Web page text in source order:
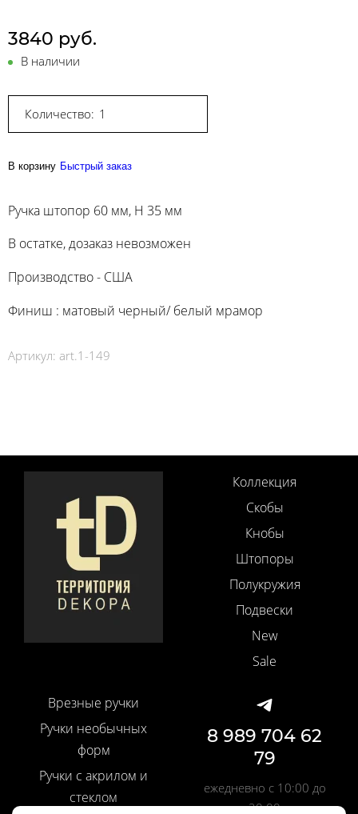
3840 руб.
В наличии
Количество:
В корзину Быстрый заказ
Ручка штопор 60 мм, H 35 мм
В остатке, дозаказ невозможен
Производство - США
Финиш : матовый черный/ белый мрамор
Артикул: art.1-149
Коллекция
Скобы
Кнобы
Штопоры
Полукружия
Подвески
New
Sale
Врезные ручки
Ручки необычных
форм
Ручки с акрилом и
стеклом
8 989 704 62
79
ежедневно с 10:00 до
20:00